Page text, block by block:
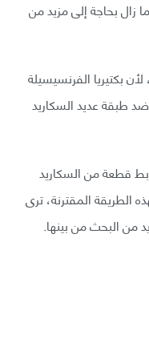
زال بحاجة إلى مزيد من
بكتيريا الفرنسيسيلة
طبقة عديد السكاريد
قطعة من السكاريد
الطريقة المقترنة، ترى
من البحث من بينها.